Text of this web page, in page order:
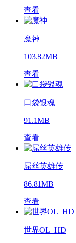
查看
魔神
103.82MB
查看
口袋银魂
91.1MB
查看
屌丝英雄传
86.81MB
查看
世界OL_HD